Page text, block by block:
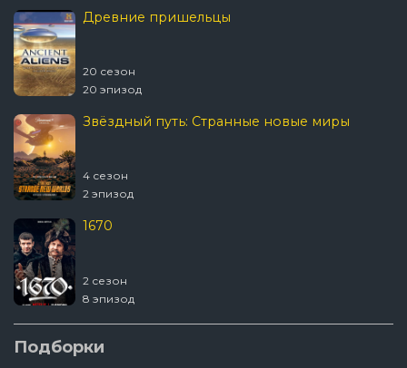
Древние пришельцы
20 сезон
20 эпизод
Звёздный путь: Странные новые миры
4 сезон
2 эпизод
1670
2 сезон
8 эпизод
Подборки